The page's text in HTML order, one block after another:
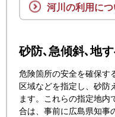
河川の利用に
砂防､急傾斜､地
危険箇所の安全を確保す
区域などを指定し、砂防
ます。これらの指定地
合は、事前に広島県知事